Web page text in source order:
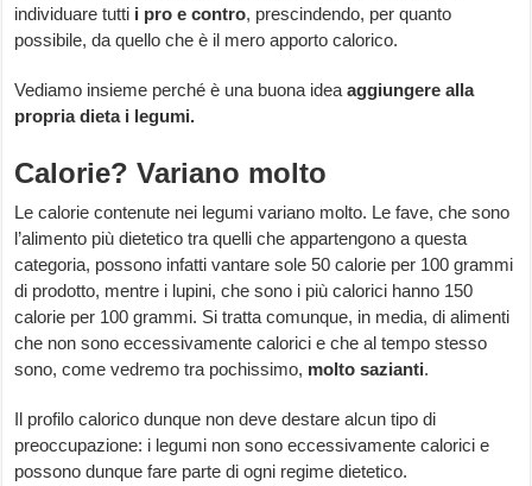
individuare tutti i pro e contro, prescindendo, per quanto
possibile, da quello che è il mero apporto calorico.
Vediamo insieme perché è una buona ideaaggiungere alla
propria dieta i legumi.
Calorie? Variano molto
Le calorie contenute nei legumi variano molto. Le fave, che sono
l’alimento più dietetico tra quelli che appartengono a questa
categoria, possono infatti vantare sole 50 calorie per 100 grammi
di prodotto, mentre i lupini, che sono i più calorici hanno 150
calorie per 100 grammi. Si tratta comunque, in media, di alimenti
che non sono eccessivamente calorici e che al tempo stesso
sono, come vedremo tra pochissimo, molto sazianti.
Il profilo calorico dunque non deve destare alcun tipo di
preoccupazione: i legumi non sono eccessivamente calorici e
possono dunque fare parte di ogni regime dietetico.